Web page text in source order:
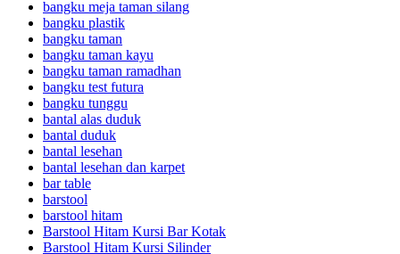
bangku meja taman silang
bangku plastik
bangku taman
bangku taman kayu
bangku taman ramadhan
bangku test futura
bangku tunggu
bantal alas duduk
bantal duduk
bantal lesehan
bantal lesehan dan karpet
bar table
barstool
barstool hitam
Barstool Hitam Kursi Bar Kotak
Barstool Hitam Kursi Silinder